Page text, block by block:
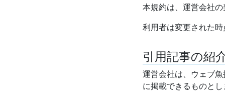
本規約は、運営会社の
利用者は変更された
引用記事の紹
運営会社は、ウェブ
に掲載できるものとし